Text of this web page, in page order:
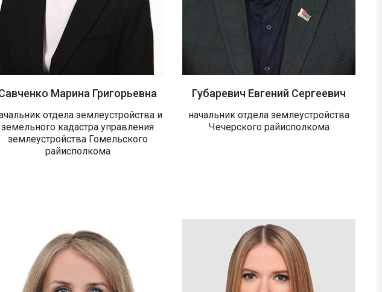
Марина Григорьевна
отдела землеустройства и
земельного кадастра управления
землеустройства Гомельского
райисполкома
Губаревич Евгений Сергеевич
начальник отдела землеустройства
Чечерского райисполкома